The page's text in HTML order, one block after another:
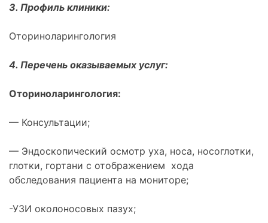
3. Профиль клиники:
Оториноларингология
4. Перечень оказываемых услуг:
Оториноларингология:
— Консультации;
— Эндоскопический осмотр уха, носа, носоглотки,
глотки, гортани с отображением хода
обследования пациента на мониторе;
-УЗИ околоносовых пазух;